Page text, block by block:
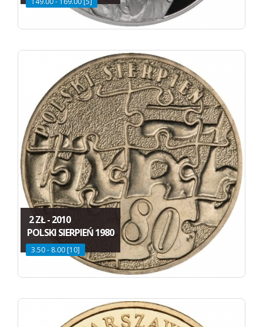
2 ZŁ - 2010
POLSKI SIERPIEŃ 1980
3.50 - 8.00 [10]